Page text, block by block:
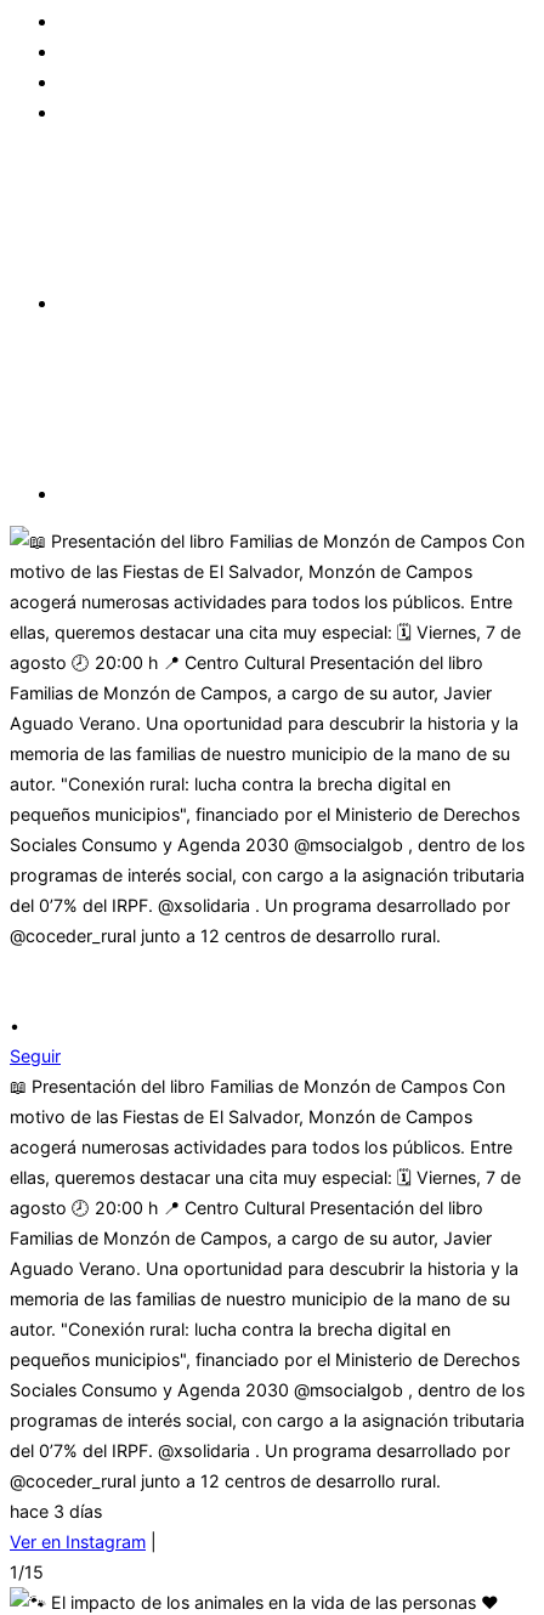
•
Seguir
📖 Presentación del libro Familias de Monzón de Campos Con
motivo de las Fiestas de El Salvador, Monzón de Campos
acogerá numerosas actividades para todos los públicos. Entre
ellas, queremos destacar una cita muy especial: 🗓 Viernes, 7 de
agosto 🕗 20:00 h 📍 Centro Cultural Presentación del libro
Familias de Monzón de Campos, a cargo de su autor, Javier
Aguado Verano. Una oportunidad para descubrir la historia y la
memoria de las familias de nuestro municipio de la mano de su
autor. "Conexión rural: lucha contra la brecha digital en
pequeños municipios", financiado por el Ministerio de Derechos
Sociales Consumo y Agenda 2030 @msocialgob , dentro de los
programas de interés social, con cargo a la asignación tributaria
del 0’7% del IRPF. @xsolidaria . Un programa desarrollado por
@coceder_rural junto a 12 centros de desarrollo rural.
hace 3 días
Ver en Instagram
1/15